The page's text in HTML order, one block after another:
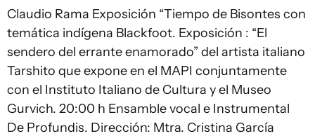
Claudio Rama Exposición “Tiempo de Bisontes con
temática indígena Blackfoot. Exposición : “El
sendero del errante enamorado” del artista italiano
Tarshito que expone en el MAPI conjuntamente
con el Instituto Italiano de Cultura y el Museo
Gurvich. 20:00 h Ensamble vocal e Instrumental
De Profundis. Dirección: Mtra. Cristina García